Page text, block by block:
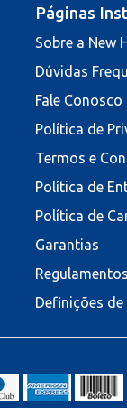
Páginas
Sobre a New
Dúvidas
Fale Conosco
Política de
Termos e
Política de
Política de
Garantias
Definições de